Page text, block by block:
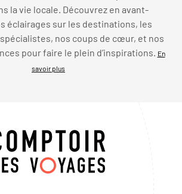
la vie locale. Découvrez en avant-
éclairages sur les destinations, les
nos coups de cœur, et nos
pour faire le plein d’inspirations. En
savoir plus